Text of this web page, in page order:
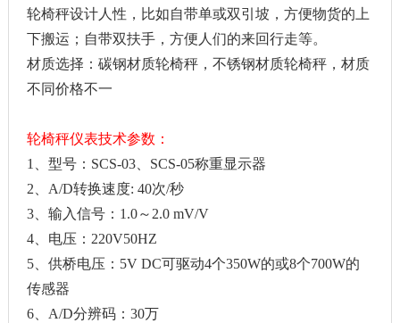
轮椅秤设计人性，比如自带单或双引坡，方便物货的上
下搬运；自带双扶手，方便人们的来回行走等。
材质选择：碳钢材质轮椅秤，不锈钢材质轮椅秤，材质
不同价格不一
轮椅秤仪表技术参数：
1、型号：SCS-03、SCS-05称重显示器
2、A/D转换速度: 40次/秒
3、输入信号：1.0～2.0 mV/V
4、电压：220V50HZ
5、供桥电压：5V DC可驱动4个350W的或8个700W的
传感器
6、A/D分辨码：30万